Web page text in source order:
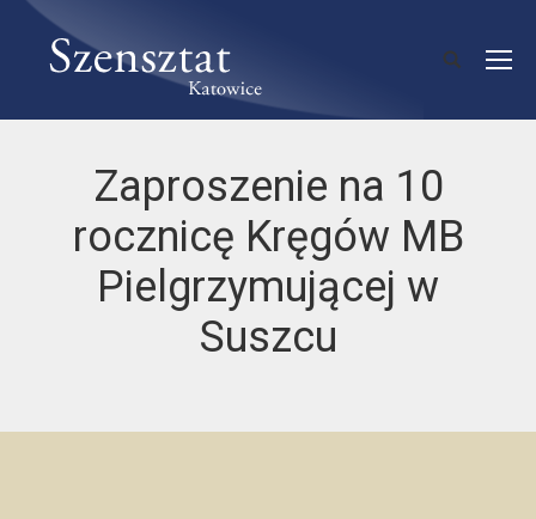
Zaproszenie na 10
rocznicę Kręgów MB
Pielgrzymującej w
Suszcu